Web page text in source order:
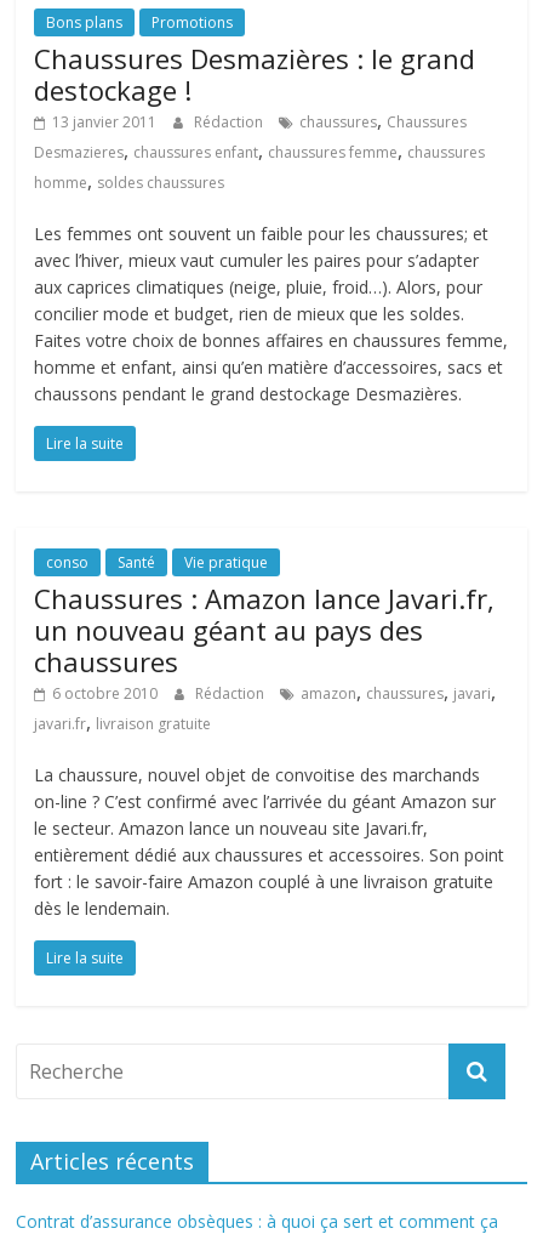
Bons plans Promotions
Chaussures Desmazières : le grand
destockage !
13 janvier 2011 Rédaction chaussures, Chaussures
Desmazieres, chaussures enfant, chaussures femme, chaussures
homme, soldes chaussures
Les femmes ont souvent un faible pour les chaussures; et
avec l’hiver, mieux vaut cumuler les paires pour s’adapter
aux caprices climatiques (neige, pluie, froid…). Alors, pour
concilier mode et budget, rien de mieux que les soldes.
Faites votre choix de bonnes affaires en chaussures femme,
homme et enfant, ainsi qu’en matière d’accessoires, sacs et
chaussons pendant le grand destockage Desmazières.
Lire la suite
conso Santé Vie pratique
Chaussures : Amazon lance Javari.fr,
un nouveau géant au pays des
chaussures
6 octobre 2010 Rédaction amazon, chaussures, javari,
javari.fr, livraison gratuite
La chaussure, nouvel objet de convoitise des marchands
on-line ? C’est confirmé avec l’arrivée du géant Amazon sur
le secteur. Amazon lance un nouveau site Javari.fr,
entièrement dédié aux chaussures et accessoires. Son point
fort : le savoir-faire Amazon couplé à une livraison gratuite
dès le lendemain.
Lire la suite
Articles récents
Contrat d’assurance obsèques : à quoi ça sert et comment ça